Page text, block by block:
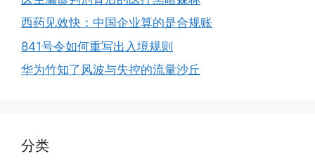
西药见效快：中国企业算的是合规账
841号令如何重写出入境规则
华为竹知了风波与失控的流量沙丘
分类